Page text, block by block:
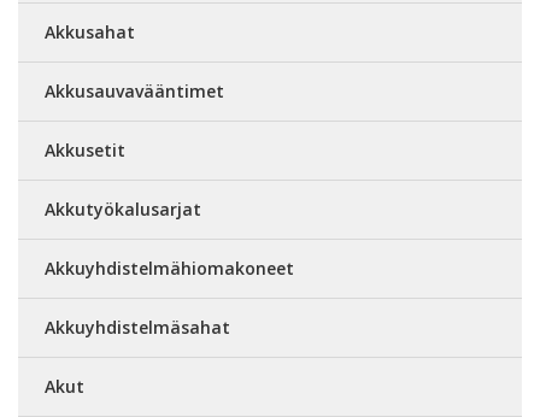
Akkusahat
Akkusauvavääntimet
Akkusetit
Akkutyökalusarjat
Akkuyhdistelmähiomakoneet
Akkuyhdistelmäsahat
Akut